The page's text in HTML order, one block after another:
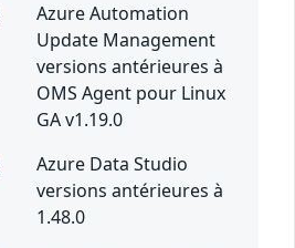
Azure Automation
Update Management
versions antérieures à
OMS Agent pour Linux
GA v1.19.0
Azure Data Studio
versions antérieures à
1.48.0